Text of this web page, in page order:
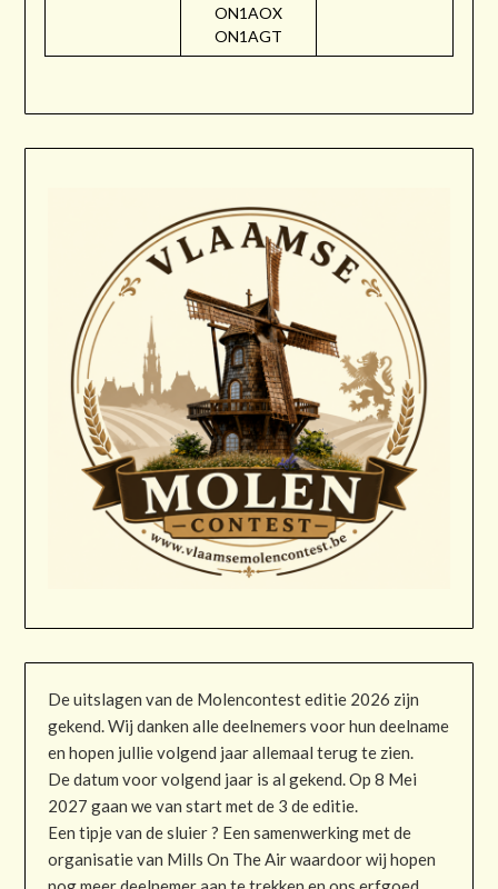
ON1AOX
ON1AGT
De uitslagen van de Molencontest editie 2026 zijn
gekend. Wij danken alle deelnemers voor hun deelname
en hopen jullie volgend jaar allemaal terug te zien.
De datum voor volgend jaar is al gekend. Op 8 Mei
2027 gaan we van start met de 3 de editie.
Een tipje van de sluier ? Een samenwerking met de
organisatie van Mills On The Air waardoor wij hopen